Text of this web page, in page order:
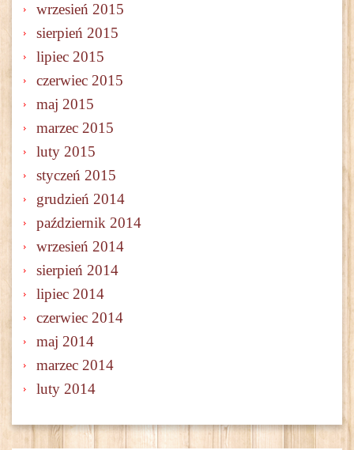
wrzesień 2015
sierpień 2015
lipiec 2015
czerwiec 2015
maj 2015
marzec 2015
luty 2015
styczeń 2015
grudzień 2014
październik 2014
wrzesień 2014
sierpień 2014
lipiec 2014
czerwiec 2014
maj 2014
marzec 2014
luty 2014